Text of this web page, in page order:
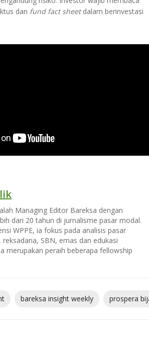
dan fund fact sheetdalam berinvestasi
Managing Editor Bareksa dengan
dari 20 tahun di jurnalisme pasar modal.
WPPE, ia fokus pada analisis pasar
SBN, emas dan edukasi
merupakan peraih beberapa fellowship
bareksa insight weekly prospera